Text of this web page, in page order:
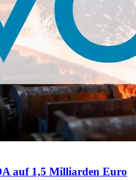
auf 1,5 Milliarden Euro